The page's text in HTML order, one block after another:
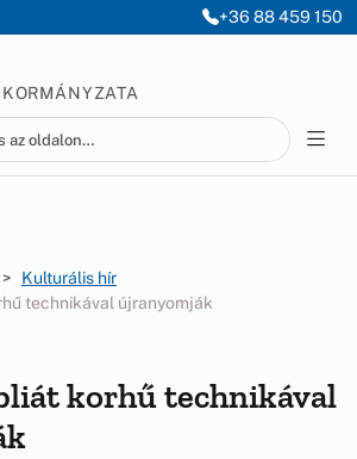
+36 88 459 150
Kulturális hír
technikával újranyomják
korhű technikával